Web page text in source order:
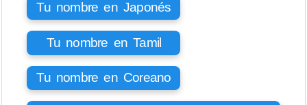
Tu nombre en Japonés
Tu nombre en Tamil
Tu nombre en Coreano